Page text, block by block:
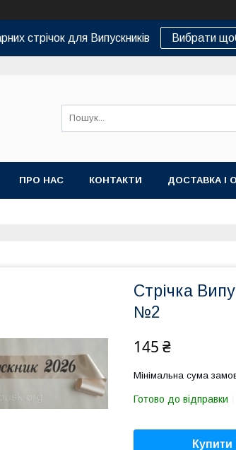
стрічок для Випускників Вибрати
ПРО НАС КОНТАКТИ ДОСТАВКА І
Стрічка
№2
145 ₴
Мінімальна сума
Готово до відправки
Купити